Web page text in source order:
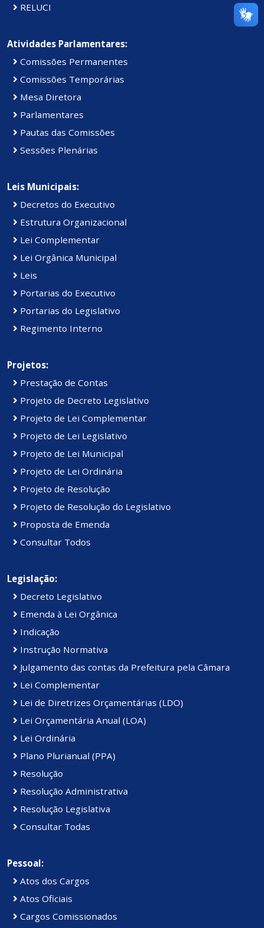
RELUCI
Atividades Parlamentares:
Comissões Permanentes
Comissões Temporárias
Mesa Diretora
Parlamentares
Pautas das Comissões
Sessões Plenárias
Leis Municipais:
Decretos do Executivo
Estrutura Organizacional
Lei Complementar
Lei Orgânica Municipal
Leis
Portarias do Executivo
Portarias do Legislativo
Regimento Interno
Projetos:
Prestação de Contas
Projeto de Decreto Legislativo
Projeto de Lei Complementar
Projeto de Lei Legislativo
Projeto de Lei Municipal
Projeto de Lei Ordinária
Projeto de Resolução
Projeto de Resolução do Legislativo
Proposta de Emenda
Consultar Todos
Legislação:
Decreto Legislativo
Emenda à Lei Orgânica
Indicação
Instrução Normativa
Julgamento das contas da Prefeitura pela Câmara
Lei Complementar
Lei de Diretrizes Orçamentárias (LDO)
Lei Orçamentária Anual (LOA)
Lei Ordinária
Plano Plurianual (PPA)
Resolução
Resolução Administrativa
Resolução Legislativa
Consultar Todas
Pessoal:
Atos dos Cargos
Atos Oficiais
Cargos Comissionados